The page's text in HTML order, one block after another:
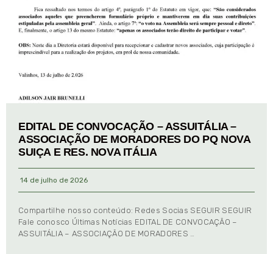
EDITAL DE CONVOCAÇÃO – ASSUITÁLIA –
ASSOCIAÇÃO DE MORADORES DO PQ NOVA
SUIÇA E RES. NOVA ITÁLIA
14 de julho de 2026
Compartilhe nosso conteúdo: Redes Socias SEGUIR SEGUIR
Fale conosco Últimas Notícias EDITAL DE CONVOCAÇÃO –
ASSUITÁLIA – ASSOCIAÇÃO DE MORADORES …